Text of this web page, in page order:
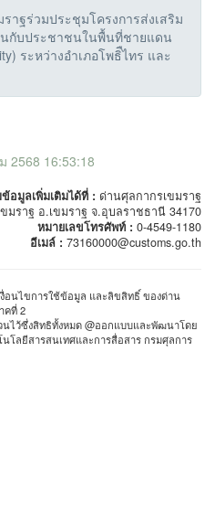
าฐร่วมประชุมโครงการส่งเสริม
กับประชาชนในพื้นที่ชายแดน
ระหว่างอำเภอโพธิืไทร และ
2568 16:53:18
อมูลเพิ่มเติมได้ที่ : ด่านศุลกากรเขมราฐ
มราฐ อ.เขมราฐ จ.อุบลราชธานี 34170
หมายเลขโทรศัพท์ : 0-4549-1180
อีเมล์ : 73160000@customs.go.th
อนไขการใช้ข้อมูล และลิขสิทธิ์ ของด่าน
คที่ 2
นไว้ซึ่งสิทธิทั้งหมด @ออกแบบและพัฒนาโดย
โลยีสารสนเทศและการสื่อสาร กรมศุลการ